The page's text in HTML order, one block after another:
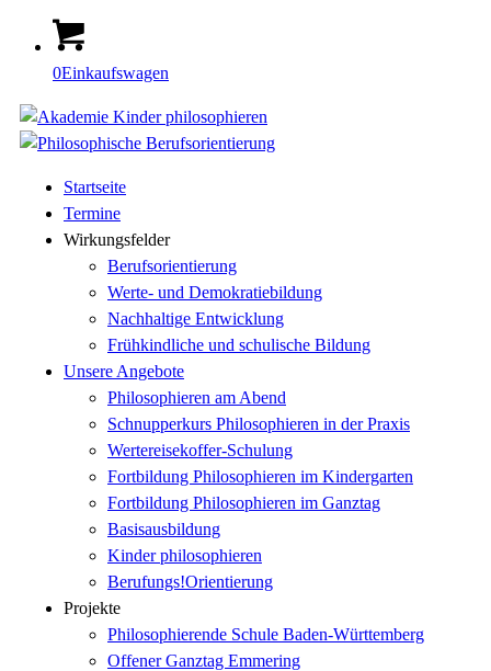
0Einkaufswagen
Startseite
Termine
Wirkungsfelder
Berufsorientierung
Werte- und Demokratiebildung
Nachhaltige Entwicklung
Frühkindliche und schulische Bildung
Unsere Angebote
Philosophieren am Abend
Schnupperkurs Philosophieren in der Praxis
Wertereisekoffer-Schulung
Fortbildung Philosophieren im Kindergarten
Fortbildung Philosophieren im Ganztag
Basisausbildung
Kinder philosophieren
Berufungs!Orientierung
Projekte
Philosophierende Schule Baden-Württemberg
Offener Ganztag Emmering